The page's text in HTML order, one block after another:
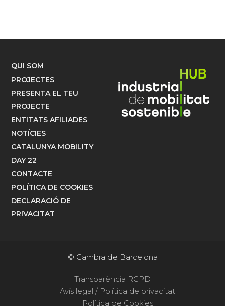
QUI SOM
PROJECTES
PRESENTA EL TEU
PROJECTE
ENTITATS AFILIADES
NOTÍCIES
CATALUNYA MOBILITY
DAY 22
CONTACTE
POLÍTICA DE COOKIES
DECLARACIÓ DE
PRIVACITAT
© Cambra de Barcelona
Transparència RGPD
Avís legal / Política de privacitat
Política de Cookies